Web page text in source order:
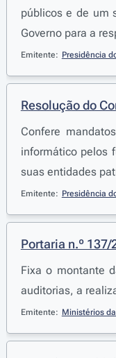
públicos e de um
Governo para a
Emitente: Presidência
Resolução do
Confere
informático pelos
suas entidades
Emitente: Presidência
Portaria n.º 137/
Fixa o montante
auditorias, a
Emitente: Ministérios